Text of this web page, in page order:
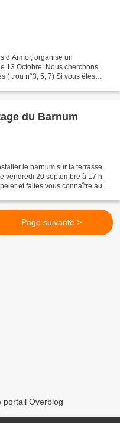
d’Armor, organise un
13 Octobre. Nous cherchons
( trou n°3, 5, 7) Si vous êtes
du Barnum
le barnum sur la terrasse
vendredi 20 septembre à 17 h
et faites vous connaître au
Page suivante >
portail Overblog